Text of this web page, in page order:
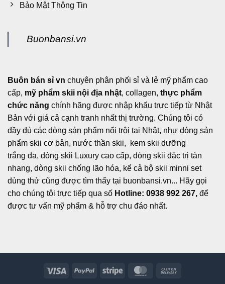
Bảo Mật Thông Tin
Buonbansi.vn
Buôn bán sỉ vn chuyên phân phối sỉ và lẻ mỹ phẩm cao
cấp, mỹ phẩm skii nội địa nhật, collagen, thực phẩm
chức năng chính hãng được nhập khẩu trực tiếp từ Nhật
Bản với giá cả cạnh tranh nhất thị trường. Chúng tôi có
đầy đủ các dòng sản phẩm nổi trội tại Nhật, như dòng sản
phẩm skii cơ bản, nước thần skii, kem skii dưỡng
trắng da, dòng skii Luxury cao cấp, dòng skii đặc trị tàn
nhang, dòng skii chống lão hóa, kể cả bộ skii minni set
dùng thử cũng được tìm thấy tại buonbansi.vn... Hãy gọi
cho chúng tôi trực tiếp qua số Hotline: 0938 992 267, để
được tư vấn mỹ phẩm & hỗ trợ chu đáo nhất.
Visa PayPal Stripe MasterCard